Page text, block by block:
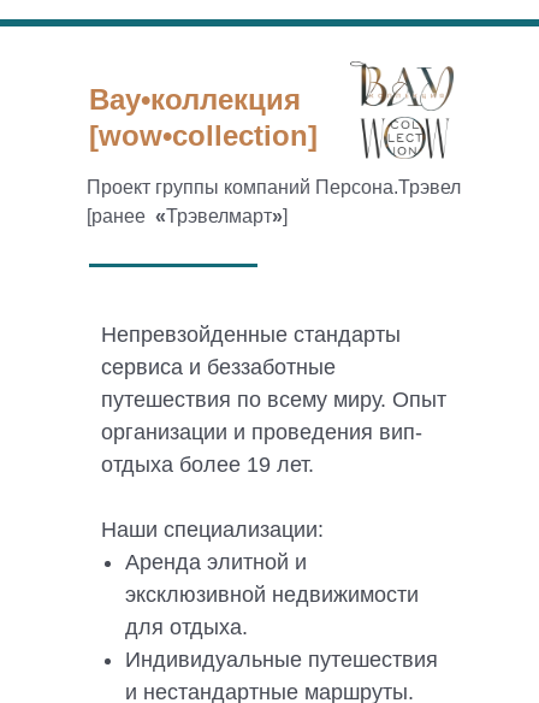
Вау•коллекция
[wow•collection]
Проект группы компаний Персона.Трэвел
[ранее «Трэвелмарт»]
Непревзойденные стандарты
сервиса и беззаботные
путешествия по всему миру. Опыт
организации и проведения вип-
отдыха более 19 лет.
Наши специализации:
Аренда элитной и
эксклюзивной недвижимости
для отдыха.
Индивидуальные путешествия
и нестандартные маршруты.